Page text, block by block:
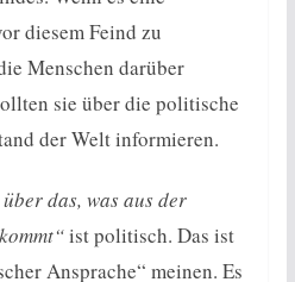
diesem Feind zu
Menschen darüber
sie über die politische
der Welt informieren.
das, was aus der
ist politisch. Das ist
Ansprache“ meinen. Es